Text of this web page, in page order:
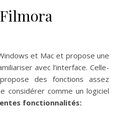
et Mac et propose une
avec l’interface. Celle-
des fonctions assez
considérer comme un logiciel
fonctionnalités: